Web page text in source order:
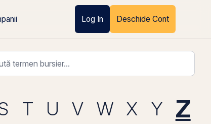
Log In Deschide Cont
T U V W X Y Z